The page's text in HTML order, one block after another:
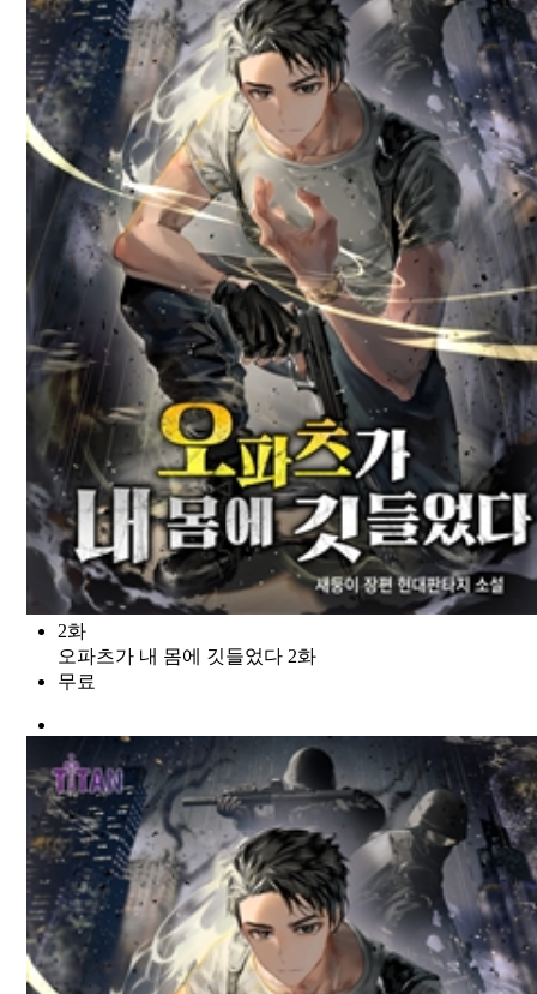
2화
오파츠가 내 몸에 깃들었다 2화
무료